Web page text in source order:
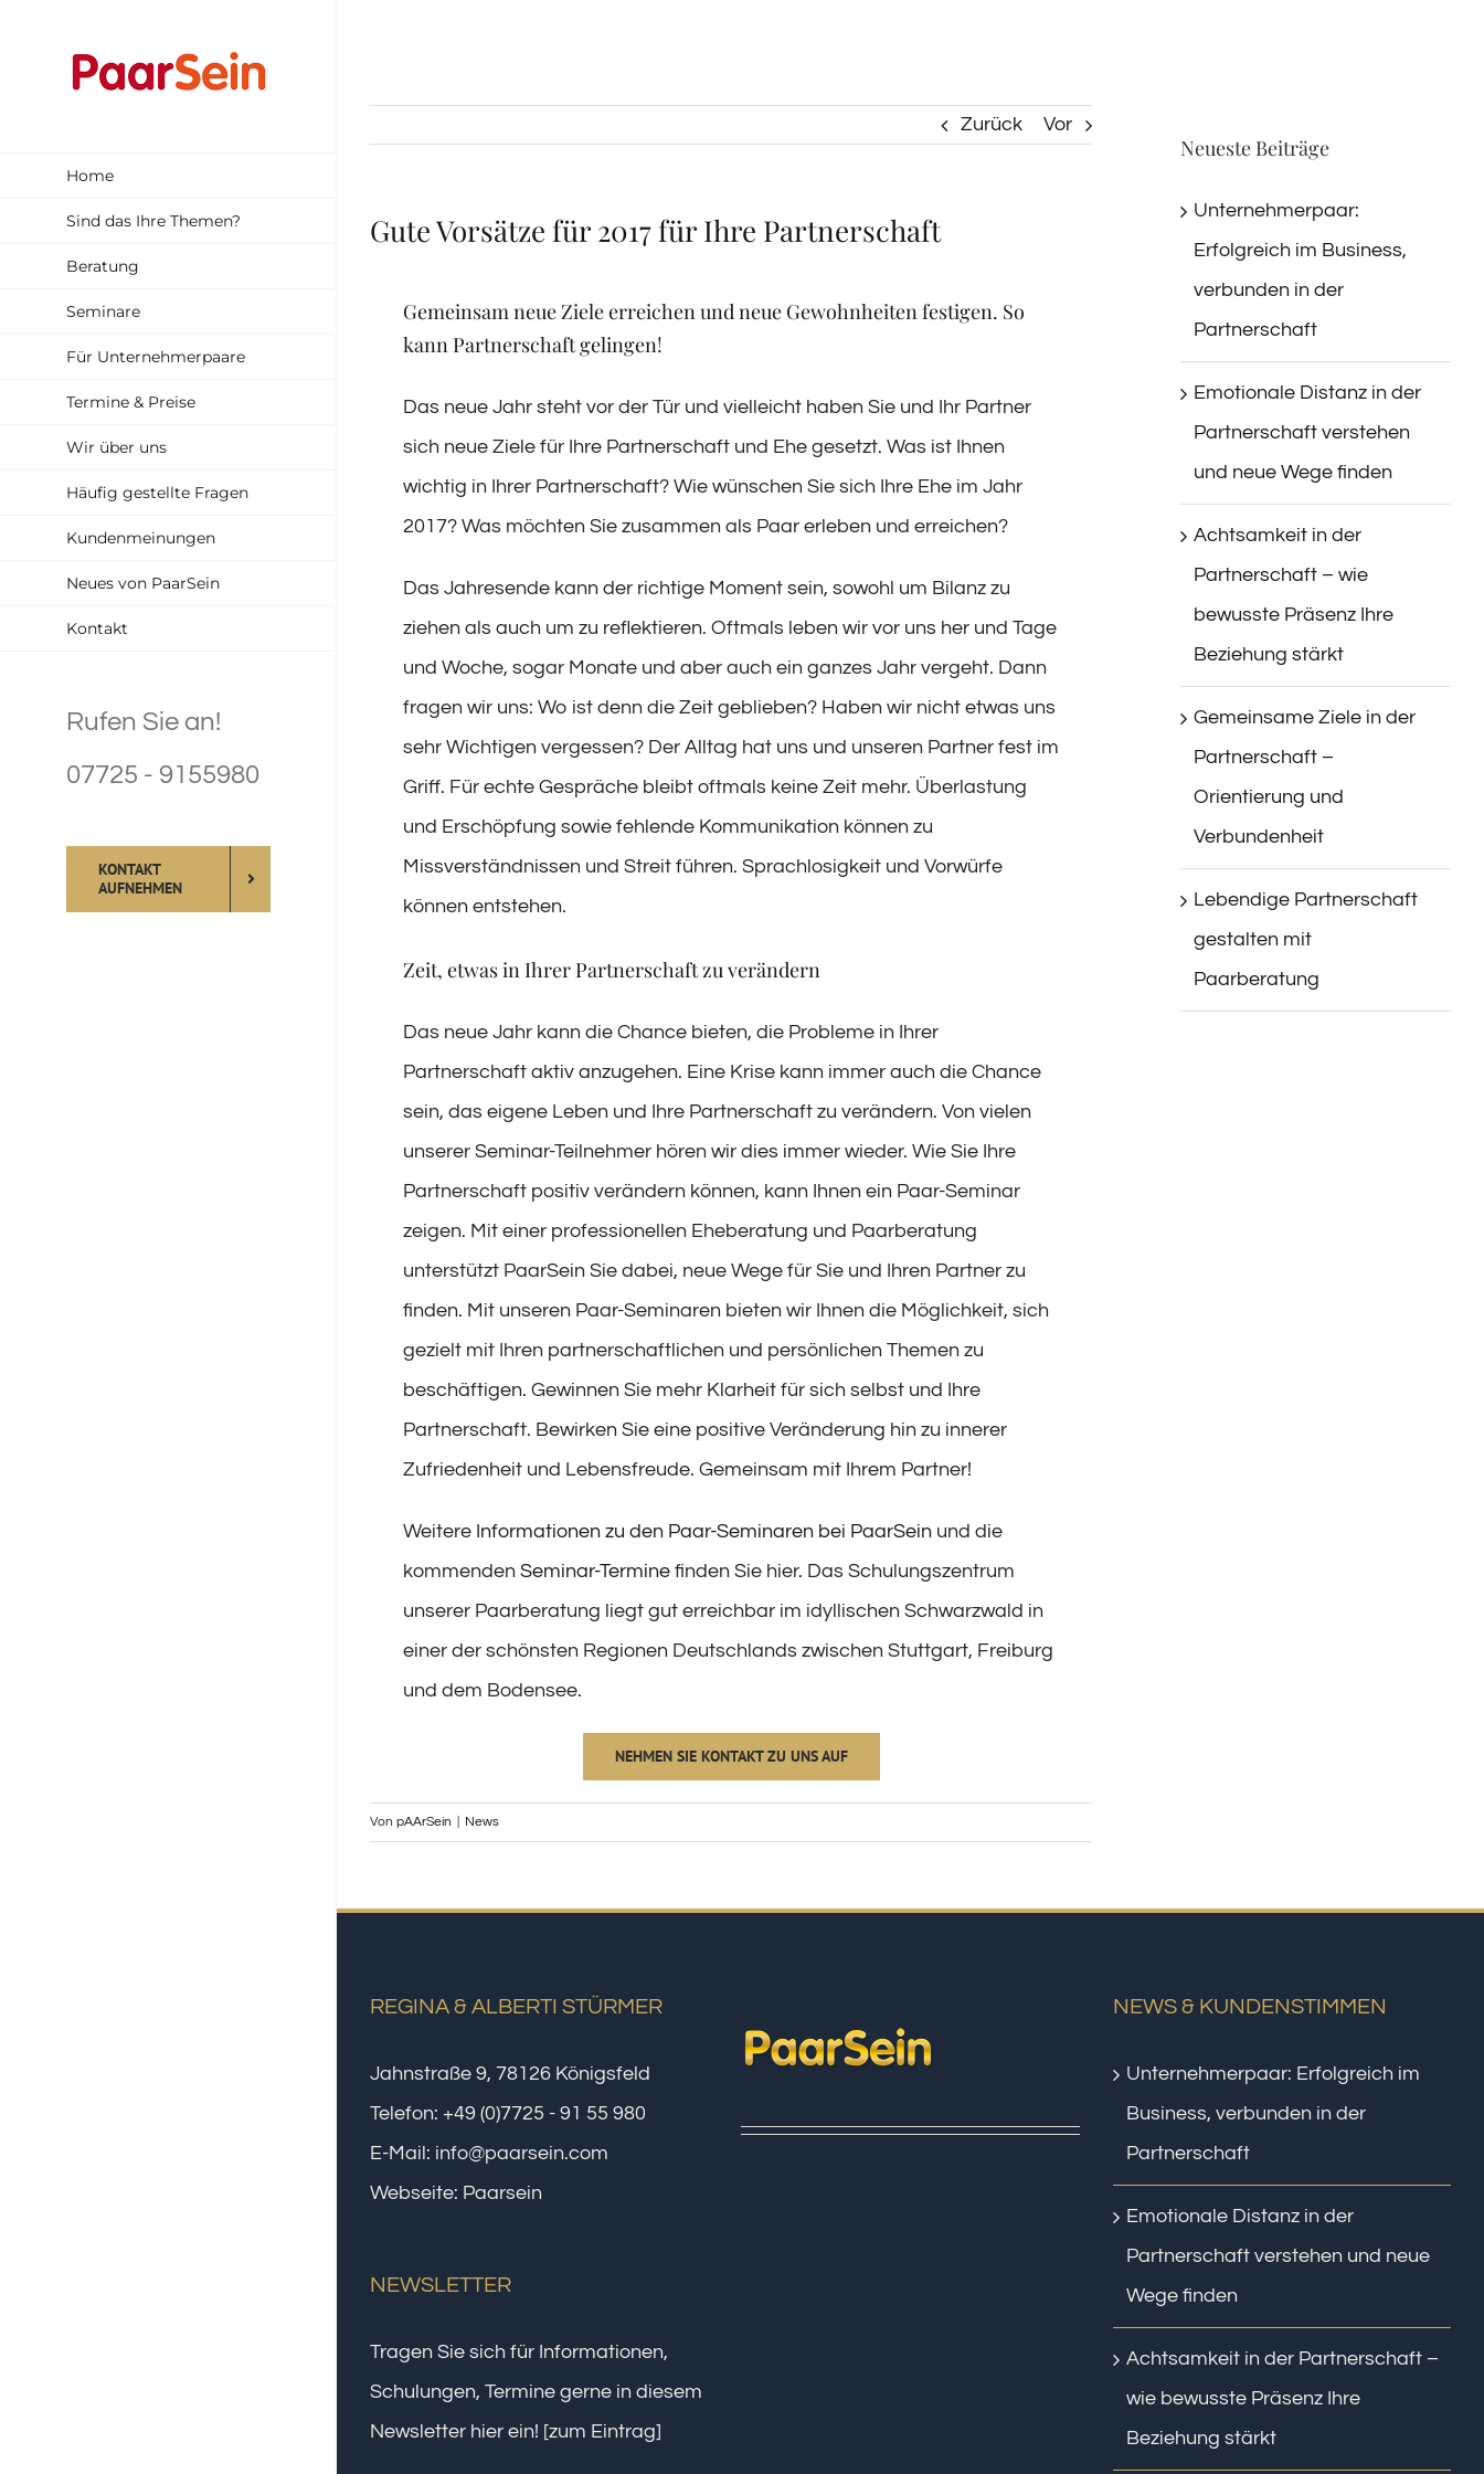
springen
Home
Sind das Ihre Themen?
Beratung
Seminare
Für Unternehmerpaare
Termine & Preise
Wir über uns
Häufig gestellte Fragen
Kundenmeinungen
Neues von PaarSein
Kontakt
Rufen Sie an!
07725 - 9155980
KONTAKT
AUFNEHMEN
Zurück Vor
Gute Vorsätze für 2017 für Ihre Partnerschaft
Gemeinsam neue Ziele erreichen und neue Gewohnheiten festigen. So
kann Partnerschaft gelingen!
Das neue Jahr steht vor der Tür und vielleicht haben Sie und Ihr Partner
sich neue Ziele für Ihre Partnerschaft und Ehe gesetzt. Was ist Ihnen
wichtig in Ihrer Partnerschaft? Wie wünschen Sie sich Ihre Ehe im Jahr
2017? Was möchten Sie zusammen als Paar erleben und erreichen?
Das Jahresende kann der richtige Moment sein, sowohl um Bilanz zu
ziehen als auch um zu reflektieren. Oftmals leben wir vor uns her und Tage
und Woche, sogar Monate und aber auch ein ganzes Jahr vergeht. Dann
fragen wir uns: Wo ist denn die Zeit geblieben? Haben wir nicht etwas uns
sehr Wichtigen vergessen? Der Alltag hat uns und unseren Partner fest im
Griff. Für echte Gespräche bleibt oftmals keine Zeit mehr. Überlastung
und Erschöpfung sowie fehlende Kommunikation können zu
Missverständnissen und Streit führen. Sprachlosigkeit und Vorwürfe
können entstehen.
Zeit, etwas in Ihrer Partnerschaft zu verändern
Das neue Jahr kann die Chance bieten, die Probleme in Ihrer
Partnerschaft aktiv anzugehen. Eine Krise kann immer auch die Chance
sein, das eigene Leben und Ihre Partnerschaft zu verändern. Von vielen
unserer Seminar-Teilnehmer hören wir dies immer wieder. Wie Sie Ihre
Partnerschaft positiv verändern können, kann Ihnen ein Paar-Seminar
zeigen. Mit einer professionellen Eheberatung und Paarberatung
unterstützt PaarSein Sie dabei, neue Wege für Sie und Ihren Partner zu
finden. Mit unseren Paar-Seminaren bieten wir Ihnen die Möglichkeit, sich
gezielt mit Ihren partnerschaftlichen und persönlichen Themen zu
beschäftigen. Gewinnen Sie mehr Klarheit für sich selbst und Ihre
Partnerschaft. Bewirken Sie eine positive Veränderung hin zu innerer
Zufriedenheit und Lebensfreude. Gemeinsam mit Ihrem Partner!
Weitere Informationen zu den Paar-Seminaren bei PaarSein und die
kommenden Seminar-Termine finden Sie hier. Das Schulungszentrum
unserer Paarberatung liegt gut erreichbar im idyllischen Schwarzwald in
einer der schönsten Regionen Deutschlands zwischen Stuttgart, Freiburg
und dem Bodensee.
NEHMEN SIE KONTAKT ZU UNS AUF
Von pAArSein News
Neueste Beiträge
Unternehmerpaar:
Erfolgreich im Business,
verbunden in der
Partnerschaft
Emotionale Distanz in der
Partnerschaft verstehen
und neue Wege finden
Achtsamkeit in der
Partnerschaft – wie
bewusste Präsenz Ihre
Beziehung stärkt
Gemeinsame Ziele in der
Partnerschaft –
Orientierung und
Verbundenheit
Lebendige Partnerschaft
gestalten mit
Paarberatung
REGINA & ALBERTI STÜRMER
Jahnstraße 9, 78126 Königsfeld
Telefon: +49 (0)7725 - 91 55 980
E-Mail: info@paarsein.com
Webseite: Paarsein
NEWSLETTER
Tragen Sie sich für Informationen,
Schulungen, Termine gerne in diesem
Newsletter hier ein! [zum Eintrag]
NEWS & KUNDENSTIMMEN
Unternehmerpaar: Erfolgreich im
Business, verbunden in der
Partnerschaft
Emotionale Distanz in der
Partnerschaft verstehen und neue
Wege finden
Achtsamkeit in der Partnerschaft –
wie bewusste Präsenz Ihre
Beziehung stärkt